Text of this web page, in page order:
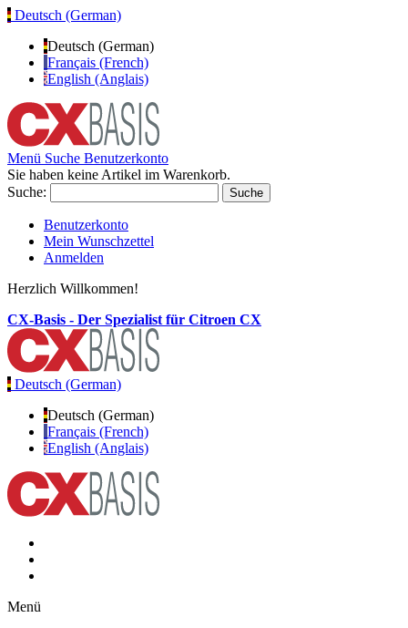
Deutsch (German)
Deutsch (German)
Français (French)
English (Anglais)
Menü Suche Benutzerkonto
Sie haben keine Artikel im Warenkorb.
Suche:
Suche
Benutzerkonto
Mein Wunschzettel
Anmelden
Herzlich Willkommen!
CX-Basis - Der Spezialist für Citroen CX
Deutsch (German)
Deutsch (German)
Français (French)
English (Anglais)
Menü